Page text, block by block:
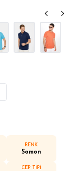
RENK
Somon
CEP TİPİ